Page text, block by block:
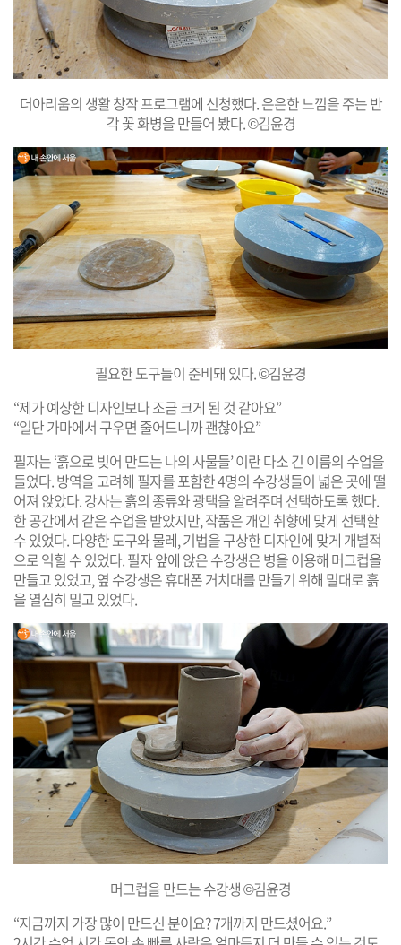
더아리움의 생활 창작 프로그램에 신청했다. 은은한 느낌을 주는 반
각 꽃 화병을 만들어 봤다. ©김윤경
필요한 도구들이 준비돼 있다. ©김윤경
“제가 예상한 디자인보다 조금 크게 된 것 같아요”
“일단 가마에서 구우면 줄어드니까 괜찮아요”
필자는 ‘흙으로 빚어 만드는 나의 사물들’ 이란 다소 긴 이름의 수업을
들었다. 방역을 고려해 필자를 포함한 4명의 수강생들이 넓은 곳에 떨
어져 앉았다. 강사는 흙의 종류와 광택을 알려주며 선택하도록 했다.
한 공간에서 같은 수업을 받았지만, 작품은 개인 취향에 맞게 선택할
수 있었다. 다양한 도구와 물레, 기법을 구상한 디자인에 맞게 개별적
으로 익힐 수 있었다. 필자 앞에 앉은 수강생은 병을 이용해 머그컵을
만들고 있었고, 옆 수강생은 휴대폰 거치대를 만들기 위해 밀대로 흙
을 열심히 밀고 있었다.
머그컵을 만드는 수강생 ©김윤경
“지금까지 가장 많이 만드신 분이요? 7개까지 만드셨어요.”